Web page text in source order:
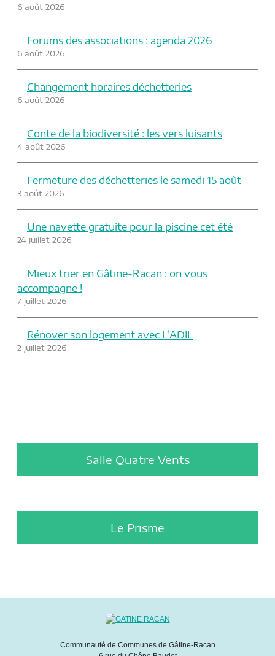
6 août 2026
Forums des associations : agenda 2026
6 août 2026
Changement horaires déchetteries
6 août 2026
Conte de la biodiversité : les vers luisants
4 août 2026
Fermeture des déchetteries le samedi 15 août
3 août 2026
Une navette gratuite pour la piscine cet été
24 juillet 2026
Mieux trier en Gâtine-Racan : on vous
accompagne !
7 juillet 2026
Rénover son logement avec L’ADIL
2 juillet 2026
Salle Quatre Vents
Le Prisme
Communauté de Communes de Gâtine-Racan